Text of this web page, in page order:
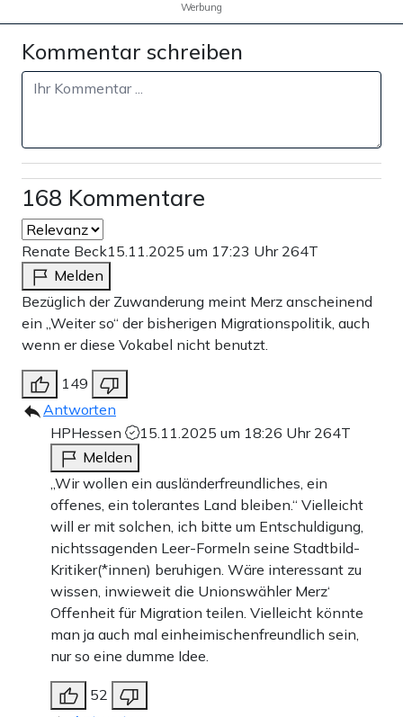
Werbung
Kommentar schreiben
168 Kommentare
Renate Beck15.11.2025 um 17:23 Uhr 264T
Melden
Bezüglich der Zuwanderung meint Merz anscheinend
ein „Weiter so“ der bisherigen Migrationspolitik, auch
wenn er diese Vokabel nicht benutzt.
149
Antworten
HPHessen
15.11.2025 um 18:26 Uhr 264T
Melden
„Wir wollen ein ausländerfreundliches, ein
offenes, ein tolerantes Land bleiben.“ Vielleicht
will er mit solchen, ich bitte um Entschuldigung,
nichtssagenden Leer-Formeln seine Stadtbild-
Kritiker(*innen) beruhigen. Wäre interessant zu
wissen, inwieweit die Unionswähler Merz‘
Offenheit für Migration teilen. Vielleicht könnte
man ja auch mal einheimischenfreundlich sein,
nur so eine dumme Idee.
52